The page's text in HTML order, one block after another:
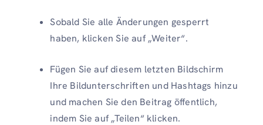
Sobald Sie alle Änderungen gesperrt
haben, klicken Sie auf „Weiter“.
Fügen Sie auf diesem letzten Bildschirm
Ihre Bildunterschriften und Hashtags hinzu
und machen Sie den Beitrag öffentlich,
indem Sie auf „Teilen“ klicken.